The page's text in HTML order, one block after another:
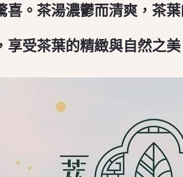
喜。茶湯濃鬱而清爽，茶
受茶葉的精緻與自然之美